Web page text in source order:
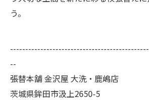
う。
--
張替本舗 金沢屋 大洗・鹿嶋店
茨城県鉾田市汲上2650-5